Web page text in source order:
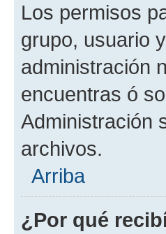
Los permisos
grupo, usuario
administración
encuentras ó
Administración
archivos.
Arriba
¿Por qué